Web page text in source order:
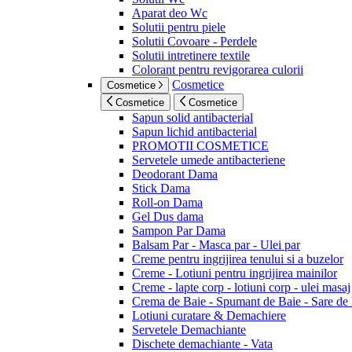
Aparat deo Wc
Solutii pentru piele
Solutii Covoare - Perdele
Solutii intretinere textile
Colorant pentru revigorarea culorii
Cosmetice Cosmetice
Cosmetice Cosmetice
Sapun solid antibacterial
Sapun lichid antibacterial
PROMOTII COSMETICE
Servetele umede antibacteriene
Deodorant Dama
Stick Dama
Roll-on Dama
Gel Dus dama
Sampon Par Dama
Balsam Par - Masca par - Ulei par
Creme pentru ingrijirea tenului si a buzelor
Creme - Lotiuni pentru ingrijirea mainilor
Creme - lapte corp - lotiuni corp - ulei masaj
Crema de Baie - Spumant de Baie - Sare de
Lotiuni curatare & Demachiere
Servetele Demachiante
Dischete demachiante - Vata